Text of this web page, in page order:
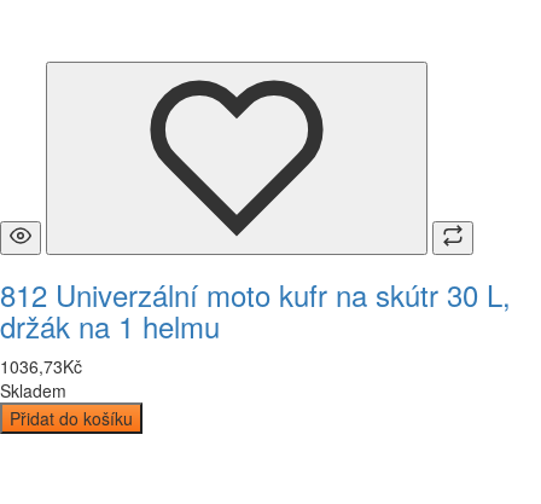
812 Univerzální moto kufr na skútr 30 L,
držák na 1 helmu
1036,73Kč
Skladem
Přidat do košíku